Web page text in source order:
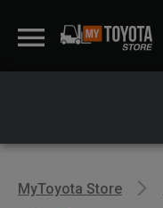
MyToyota Store